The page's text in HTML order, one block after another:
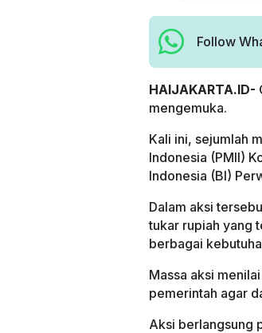
Follow
HAIJAKARTA.ID-
mengemuka.
Kali ini, sejumlah
Indonesia (PMII)
Indonesia (BI)
Dalam aksi
tukar rupiah yang
berbagai
Massa aksi
pemerintah agar
Aksi berlangsung